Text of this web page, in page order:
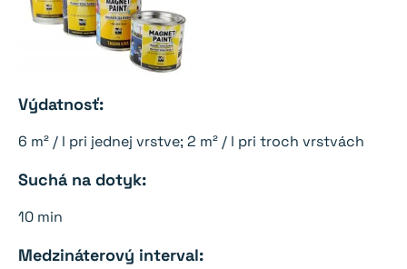
Výdatnosť:
6 m² / l pri jednej vrstve; 2 m² / l pri troch vrstvách
Suchá na dotyk:
10 min
Medzináterový interval: